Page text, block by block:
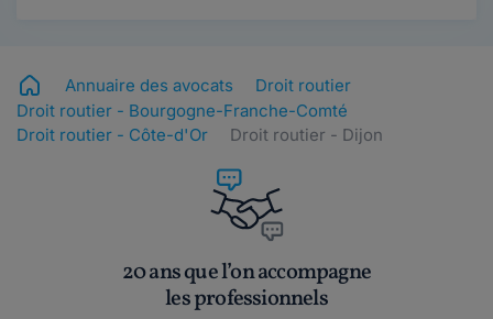
Annuaire des avocats
Droit routier
Droit routier - Bourgogne-Franche-Comté
Droit routier - Côte-d'Or
Droit routier - Dijon
20 ans que l’on accompagne
les professionnels